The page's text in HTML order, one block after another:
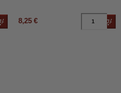
Añadir al carrito
8,25 €